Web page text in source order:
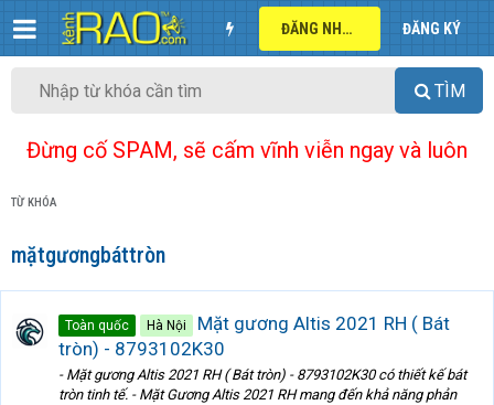
ĐĂNG NHẬP ĐĂNG KÝ
TÌM
Đừng cố SPAM, sẽ cấm vĩnh viễn ngay và luôn
TỪ KHÓA
mặtgươngbáttròn
Toàn quốc Hà Nội
Mặt gương Altis 2021 RH ( Bát
tròn) - 8793102K30
- Mặt gương Altis 2021 RH ( Bát tròn) - 8793102K30 có thiết kế bát
tròn tinh tế. - Mặt Gương Altis 2021 RH mang đến khả năng phản